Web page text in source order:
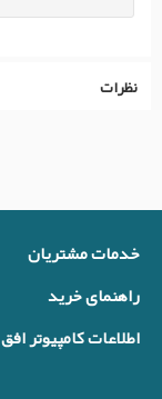
نظرات
خدمات مشتریان
راهنمای خرید
اطلاعات کامپیوتر افق